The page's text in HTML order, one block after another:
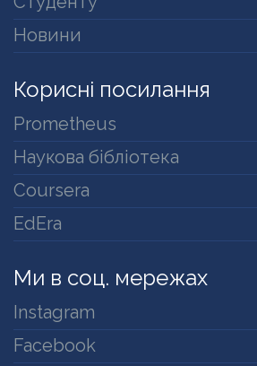
Новини
Корисні посилання
Prometheus
Наукова бібліотека
Coursera
EdEra
Ми в соц. мережах
Instagram
Facebook